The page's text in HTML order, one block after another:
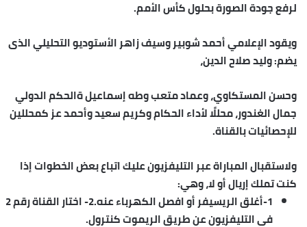
لرفعجودةالصورة بحلول كأس الأمم.
ويقود الإعلامي أحمد شوبير وسيف زاهر الأستوديو التحليلي الذى
يضم: وليد صلاح الدين،
وحسن المستكاوي، وعماد متعب وطه إسماعيل ةالحكم الدولي
جمال الغندور، محللًا لأداء الحكام وكريم سعيد وأحمد عز كمحللين
للإحصائيات بالقناة.
ولاستقبال المباراة عبر التليفزيون عليك اتباع بعض الخطوات إذا
كنتتملكإريال أو لا، وهي:
1-أغلق الريسيفر أو افصل الكهرباء عنه.2- اختار القناة رقم 2
فى التليفزيون عن طريق الريموت كنترول.